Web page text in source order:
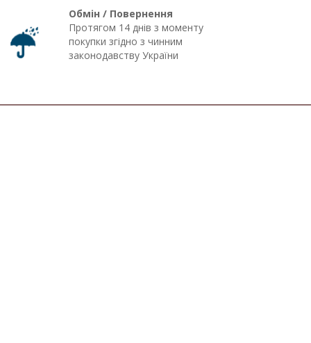
Обмін / Повернення
Протягом 14 днів з моменту
покупки згідно з чинним
законодавству України